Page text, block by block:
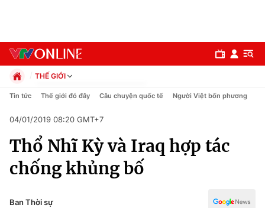
Chuyên mục
Chính trị
THẾ GIỚI
Chính trị
Pháp luật
Kinh tế
Thể thao
Truyền hình
Y tế
Tin tức Thế giới đó đây Câu chuyện quốc tế Người Việt bốn phương
04/01/2019 08:20 GMT+7
Thổ Nhĩ Kỳ và Iraq hợp tác
chống khủng bố
Ban Thời sự